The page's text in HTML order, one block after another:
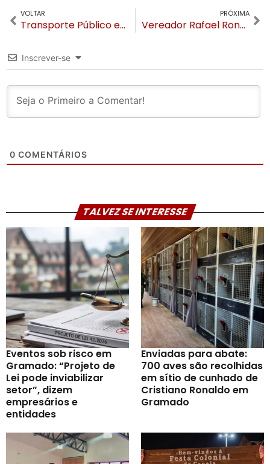
VOLTAR
Transporte Público em Gramado tem novos horários e rotas para atender a região do Carazal
PRÓXIMA
Vereador Rafael Ronsoni é internado no Hospital de Gramado
Inscrever-se
0 COMENTÁRIOS
TALVEZ SE INTERESSE
Eventos sob risco em
Gramado: “Projeto de
Lei pode inviabilizar
setor”, dizem
empresários e
entidades
Enviadas para abate:
700 aves são recolhidas
em sítio de cunhado de
Cristiano Ronaldo em
Gramado